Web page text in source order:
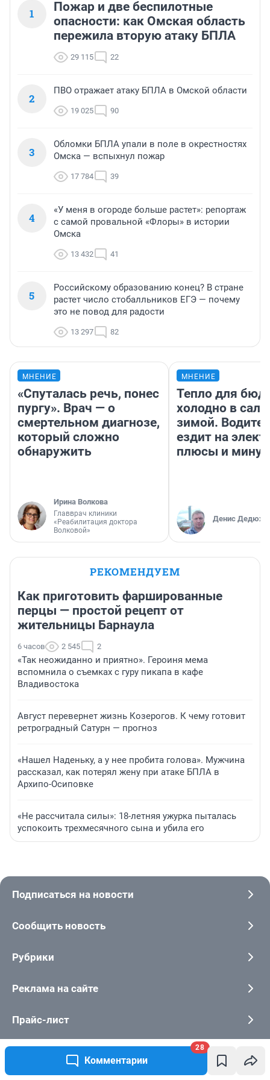
Комментарии
28
1
Пожар и две беспилотные
опасности: как Омская область
пережила вторую атаку БПЛА
29 115 22
2
ПВО отражает атаку БПЛА в Омской области
19 025 90
3
Обломки БПЛА упали в поле в окрестностях
Омска — вспыхнул пожар
17 784 39
4
«У меня в огороде больше растет»: репортаж
с самой провальной «Флоры» в истории
Омска
13 432 41
5
Российскому образованию конец? В стране
растет число стобалльников ЕГЭ — почему
это не повод для радости
13 297 82
МНЕНИЕ
«Спуталась речь, понес
пургу». Врач — о
смертельном диагнозе,
который сложно
обнаружить
Ирина Волкова
Главврач клиники
«Реабилитация доктора
Волковой»
МНЕНИЕ
Тепло для
холодно в
зимой.
ездит на
плюсы и
Денис
РЕКОМЕНДУЕМ
Как приготовить фаршированные
перцы — простой рецепт от
жительницы Барнаула
6 часов 2 545 2
«Так неожиданно и приятно». Героиня мема
вспомнила о съемках с гуру пикапа в кафе
Владивостока
Август перевернет жизнь Козерогов. К чему готовит
ретроградный Сатурн — прогноз
«Нашел Наденьку, а у нее пробита голова». Мужчина
рассказал, как потерял жену при атаке БПЛА в
Архипо-Осиповке
«Не рассчитала силы»: 18-летняя ужурка пыталась
успокоить трехмесячного сына и убила его
Подписаться на новости
Сообщить новость
Рубрики
Реклама на сайте
Прайс-лист